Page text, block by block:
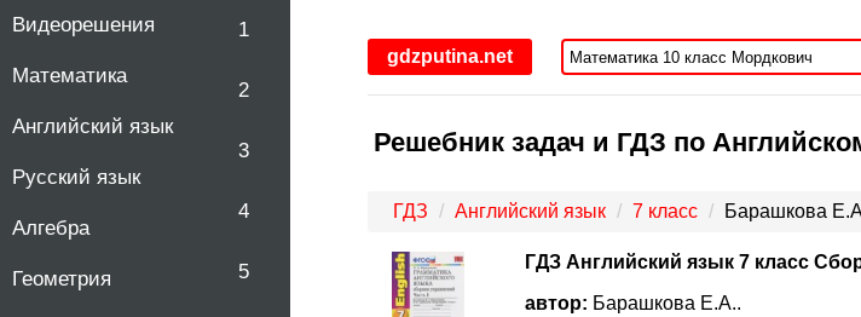
Видеорешения
Математика
Английский язык
Русский язык
Алгебра
Геометрия
1
2
3
4
5
gdzputina.net
Решебник задач и ГДЗ по
ГДЗ Английский язык 7 класс Барашкова
ГДЗ Английский язык 7 класс
автор: Барашкова Е.А..